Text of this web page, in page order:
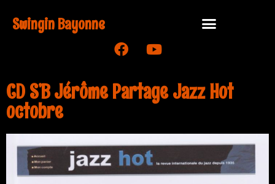
Swingin Bayonne
CD S’B Jérôme Partage Jazz Hot
octobre